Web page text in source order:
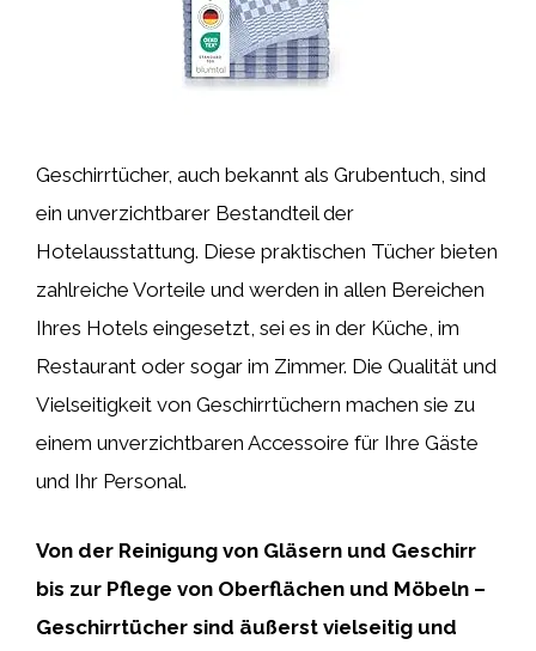
Geschirrtücher, auch bekannt als Grubentuch, sind
ein unverzichtbarer Bestandteil der
Hotelausstattung. Diese praktischen Tücher bieten
zahlreiche Vorteile und werden in allen Bereichen
Ihres Hotels eingesetzt, sei es in der Küche, im
Restaurant oder sogar im Zimmer. Die Qualität und
Vielseitigkeit von Geschirrtüchern machen sie zu
einem unverzichtbaren Accessoire für Ihre Gäste
und Ihr Personal.
Von der Reinigung von Gläsern und Geschirr
bis zur Pflege von Oberflächen und Möbeln –
Geschirrtücher sind äußerst vielseitig und